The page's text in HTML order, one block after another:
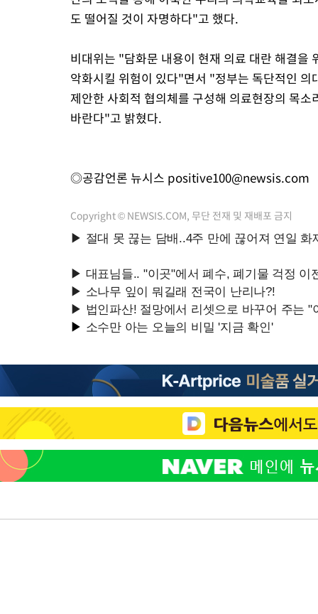
도 떨어질 것이 자명하다"고 했다.
비대위는 "담화문 내용이 현재 의료 대란 해결을
악화시킬 위험이 있다"면서 "정부는 독단적인
제안한 사회적 협의체를 구성해 의료현장의 목
바란다"고 밝혔다.
◎공감언론 뉴시스 positive100@newsis.com
Copyright © NEWSIS.COM, 무단 전재 및 재배포 금지